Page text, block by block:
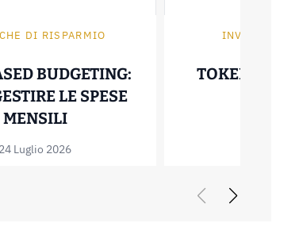
FUNZIONA E QUANTO FA
DI RISPARMIO
BUDGETING:
LE SPESE
MENSILIZERO BASED BUDGETING:
24 Luglio 2026
INVESTIRE IN